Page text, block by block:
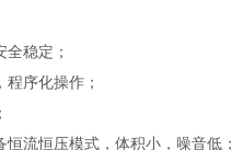
稳定；
序化操作；
流恒压模式，体积小，噪音低；